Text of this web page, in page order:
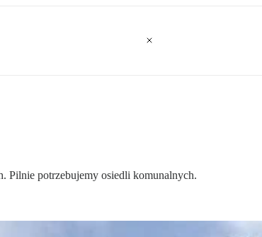
Pilnie potrzebujemy osiedli komunalnych.